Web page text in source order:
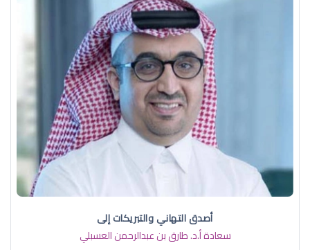
أصدق التهاني والتبريكات إلى
سعادة أ.د. ​طارق بن عبدالرحمن العسبلي